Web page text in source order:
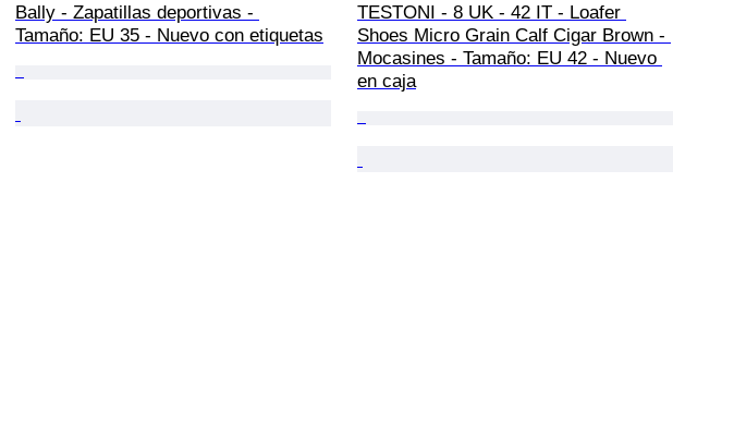
Bally - Zapatillas deportivas -
Tamaño: EU 35 - Nuevo con etiquetas
TESTONI - 8 UK - 42 IT - Loafer
Shoes Micro Grain Calf Cigar Brown -
Mocasines - Tamaño: EU 42 - Nuevo
en caja